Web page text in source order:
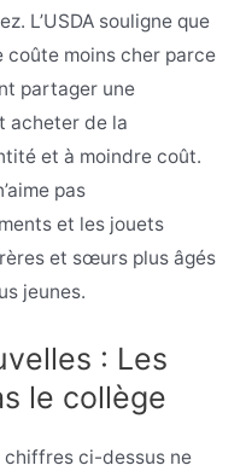
L’USDA souligne que
moins cher parce
partager une
acheter de la
et à moindre coût.
pas
et les jouets
et sœurs plus âgés
jeunes.
: Les
le collège
chiffres ci-dessus ne